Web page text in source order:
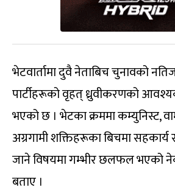
भेटवार्तामा दुवै नेताबिच चुनावको
पार्टीहरूको वृहत् ध्रुवीकरणको
भएको छ । भेटका क्रममा कम्युनिस्ट,
अग्रगामी शक्तिहरूका बिचमा सहकार्य
जाने विषयमा गम्भीर छलफल भएको
बताए ।